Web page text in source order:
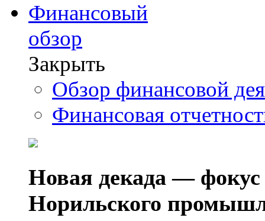
Финансовый
обзор
Закрыть
Обзор финансовой
Финансовая
Новая декада — фокус
Норильского